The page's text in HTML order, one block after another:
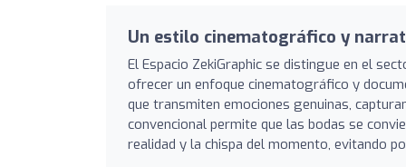
Un estilo cinematográfico y
El Espacio ZekiGraphic se distingue en el
ofrecer un enfoque cinematográfico y
que transmiten emociones genuinas,
convencional permite que las bodas se
realidad y la chispa del momento, evitando